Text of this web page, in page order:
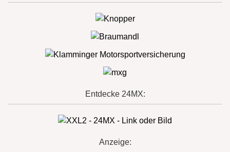
Entdecke 24MX:
Anzeige: